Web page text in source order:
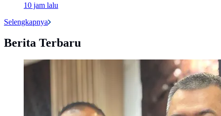
10 jam lalu
Selengkapnya
Berita Terbaru